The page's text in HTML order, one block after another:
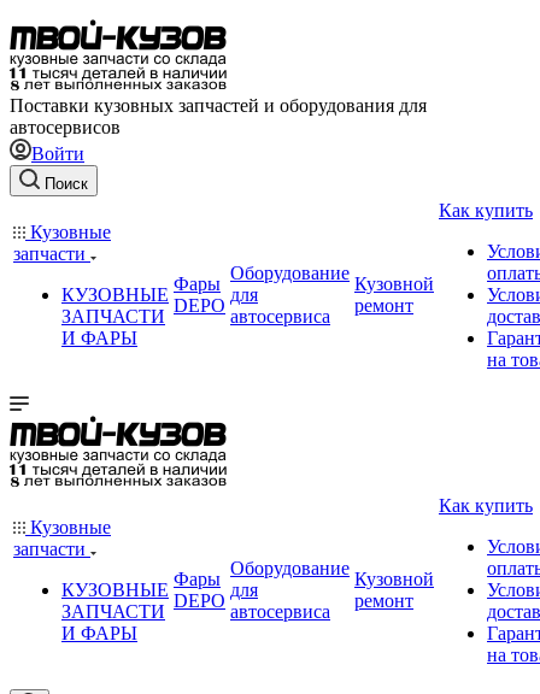
Поставки кузовных запчастей и оборудования для
автосервисов
Войти
Поиск
Кузовные
запчасти
КУЗОВНЫЕ
ЗАПЧАСТИ
И ФАРЫ
Фары
DEPO
Оборудование
для
автосервиса
Кузовной
ремонт
Как купить
на
Кузовные
запчасти
КУЗОВНЫЕ
ЗАПЧАСТИ
И ФАРЫ
Фары
DEPO
Оборудование
для
автосервиса
Кузовной
ремонт
Как купить
на